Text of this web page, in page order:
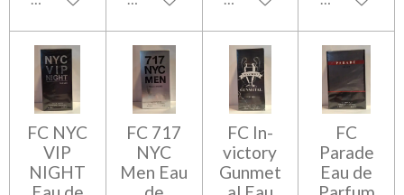
FC NYC
VIP
NIGHT
FC 717
NYC
Men Eau
FC In-
victory
Gunmet
FC
Parade
Eau de